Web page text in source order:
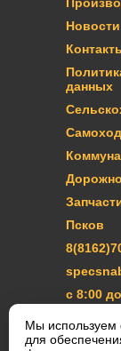
Новости
данных
Псков
с 8:00
Мы используем
для